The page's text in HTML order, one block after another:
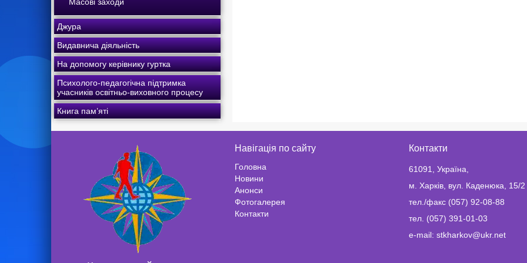
Джура
Видавнича діяльність
На допомогу керівнику гуртка
Психолого-педагогічна підтримка
учасників освітньо-виховного процесу
Книга пам’яті
Навігація по сайту
Головна
Новини
Анонси
Фотогалерея
Контакти
Контакти
61091, Україна,
м. Харків, вул. Каденюка, 15/2
тел./факс (057) 92-08-88
тел. (057) 391-01-03
e-mail: stkharkov@ukr.net